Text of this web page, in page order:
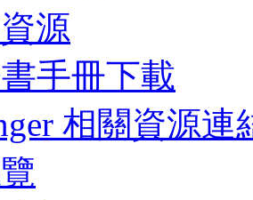
源
手冊下載
相關資源連